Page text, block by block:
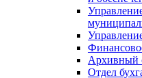
Архивный
Отдел